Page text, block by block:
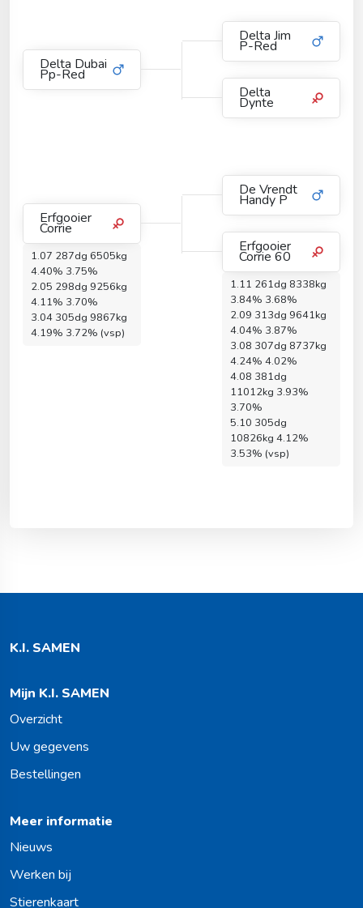
Delta Dubai
Pp-Red
Delta Jim
P-Red
Delta
Dynte
Erfgooier
Corrie
1.07 287dg 6505kg
4.40% 3.75%
2.05 298dg 9256kg
4.11% 3.70%
3.04 305dg 9867kg
4.19% 3.72% (vsp)
De Vrendt
Handy P
Erfgooier
Corrie 60
1.11 261dg 8338kg
3.84% 3.68%
2.09 313dg 9641kg
4.04% 3.87%
3.08 307dg 8737kg
4.24% 4.02%
4.08 381dg
11012kg 3.93%
3.70%
5.10 305dg
10826kg 4.12%
3.53% (vsp)
K.I. SAMEN
Mijn K.I. SAMEN
Overzicht
Uw gegevens
Bestellingen
Meer informatie
Nieuws
Werken bij
Stierenkaart